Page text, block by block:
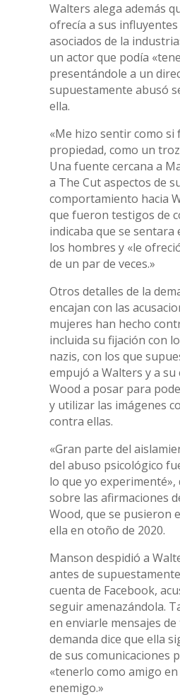
Walters alega además
ofrecía a sus
asociados de la
un actor que podía
presentándole a un
supuestamente abusó
ella.
«Me hizo sentir como si
propiedad, como un
Una fuente cercana a
a The Cut aspectos de
comportamiento hacia
que fueron testigos de
indicaba que se sentara
los hombres y «le
de un par de veces.»
Otros detalles de la
encajan con las
mujeres han hecho
incluida su fijación con
nazis, con los que
empujó a Walters y a su
Wood a posar para
y utilizar las imágenes
contra ellas.
«Gran parte del
del abuso psicológico
lo que yo experimenté»,
sobre las afirmaciones
Wood, que se pusieron
ella en otoño de 2020.
Manson despidió a
antes de
cuenta de Facebook,
seguir amenazándola.
en enviarle mensajes
demanda dice que ella
de sus comunicaciones
«tenerlo como amigo
enemigo.»